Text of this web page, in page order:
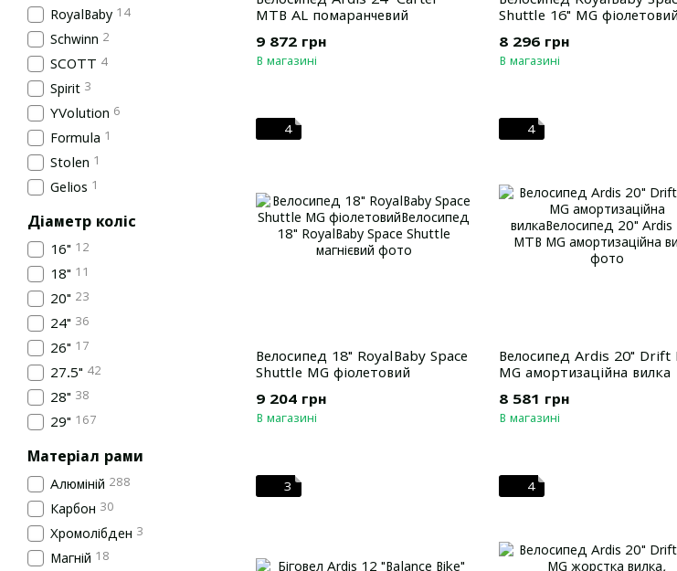
MTB AL помаранчевий
9 872 грн
В магазині
Shuttle 16" MG фіолетовий
8 296 грн
В магазині
4
Велосипед 18" RoyalBaby Space
Shuttle MG фіолетовий
9 204 грн
В магазині
4
Велосипед Ardis 20" Drift
MG амортизаційна вилка
8 581 грн
В магазині
3 4
RoyalBaby 14
Schwinn 2
SCOTT 4
Spirit 3
YVolution 6
Formula 1
Stolen 1
Gelios 1
Діаметр коліс
16" 12
18" 11
20" 23
24" 36
26" 17
27.5" 42
28" 38
29" 167
Матеріал рами
Алюміній 288
Карбон 30
Хромолібден 3
Магній 18